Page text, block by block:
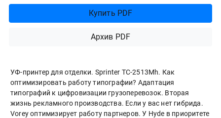
Купить PDF
Архив PDF
УФ-принтер для отделки. Sprinter ТС-2513Mh. Как
оптимизировать работу типографии? Адаптация
типографий к цифровизации грузоперевозок. Вторая
жизнь рекламного производства. Если у вас нет гибрида.
Vorey оптимизирует работу партнеров. У Hyde в приоритете